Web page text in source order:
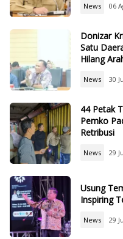
News 06
Donizar
Satu
Hilang
News 30
44 Petak
Pemko
Retribusi
News 29
Usung
Inspiring
News 29